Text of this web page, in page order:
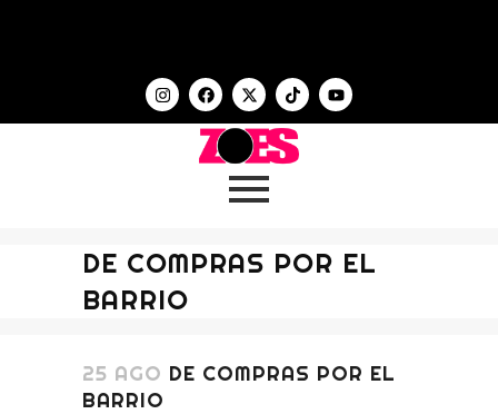
DE COMPRAS POR EL
BARRIO
25 AGO DE COMPRAS POR EL
BARRIO